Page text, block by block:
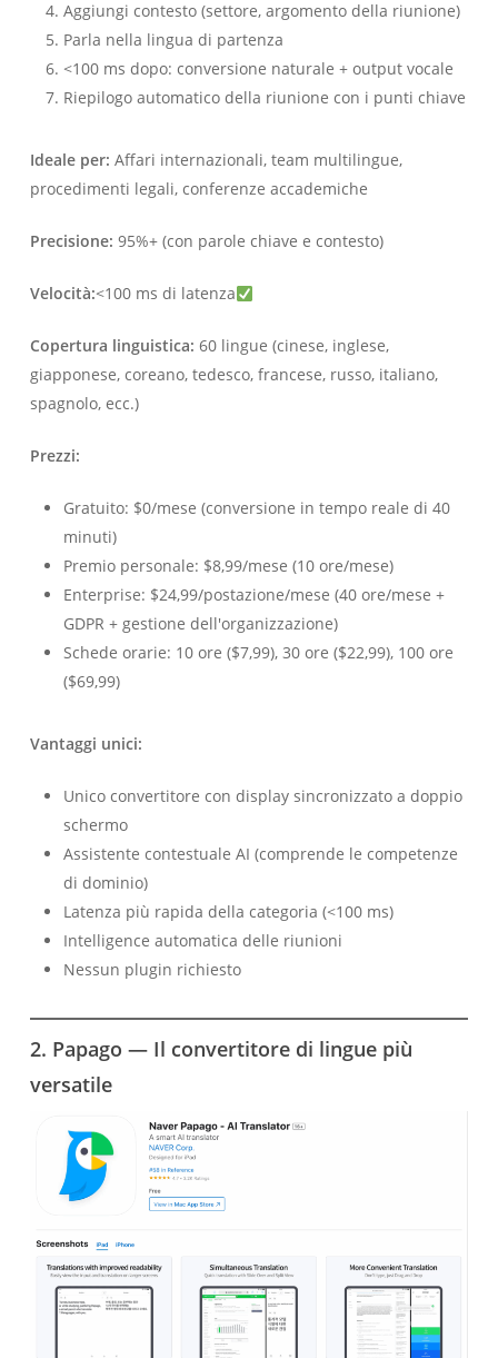
Aggiungi contesto (settore, argomento della riunione)
Parla nella lingua di partenza
<100 ms dopo: conversione naturale + output vocale
Riepilogo automatico della riunione con i punti chiave
Ideale per: Affari internazionali, team multilingue,
procedimenti legali, conferenze accademiche
Precisione: 95%+ (con parole chiave e contesto)
Velocità:<100 ms di latenza
Copertura linguistica: 60 lingue (cinese, inglese,
giapponese, coreano, tedesco, francese, russo, italiano,
spagnolo, ecc.)
Prezzi:
Gratuito: $0/mese (conversione in tempo reale di 40
minuti)
Premio personale: $8,99/mese (10 ore/mese)
Enterprise: $24,99/postazione/mese (40 ore/mese +
GDPR + gestione dell'organizzazione)
Schede orarie: 10 ore ($7,99), 30 ore ($22,99), 100 ore
($69,99)
Vantaggi unici:
Unico convertitore con display sincronizzato a doppio
schermo
Assistente contestuale AI (comprende le competenze
di dominio)
Latenza più rapida della categoria (<100 ms)
Intelligence automatica delle riunioni
Nessun plugin richiesto
2. Papago — Il convertitore di lingue più
versatile